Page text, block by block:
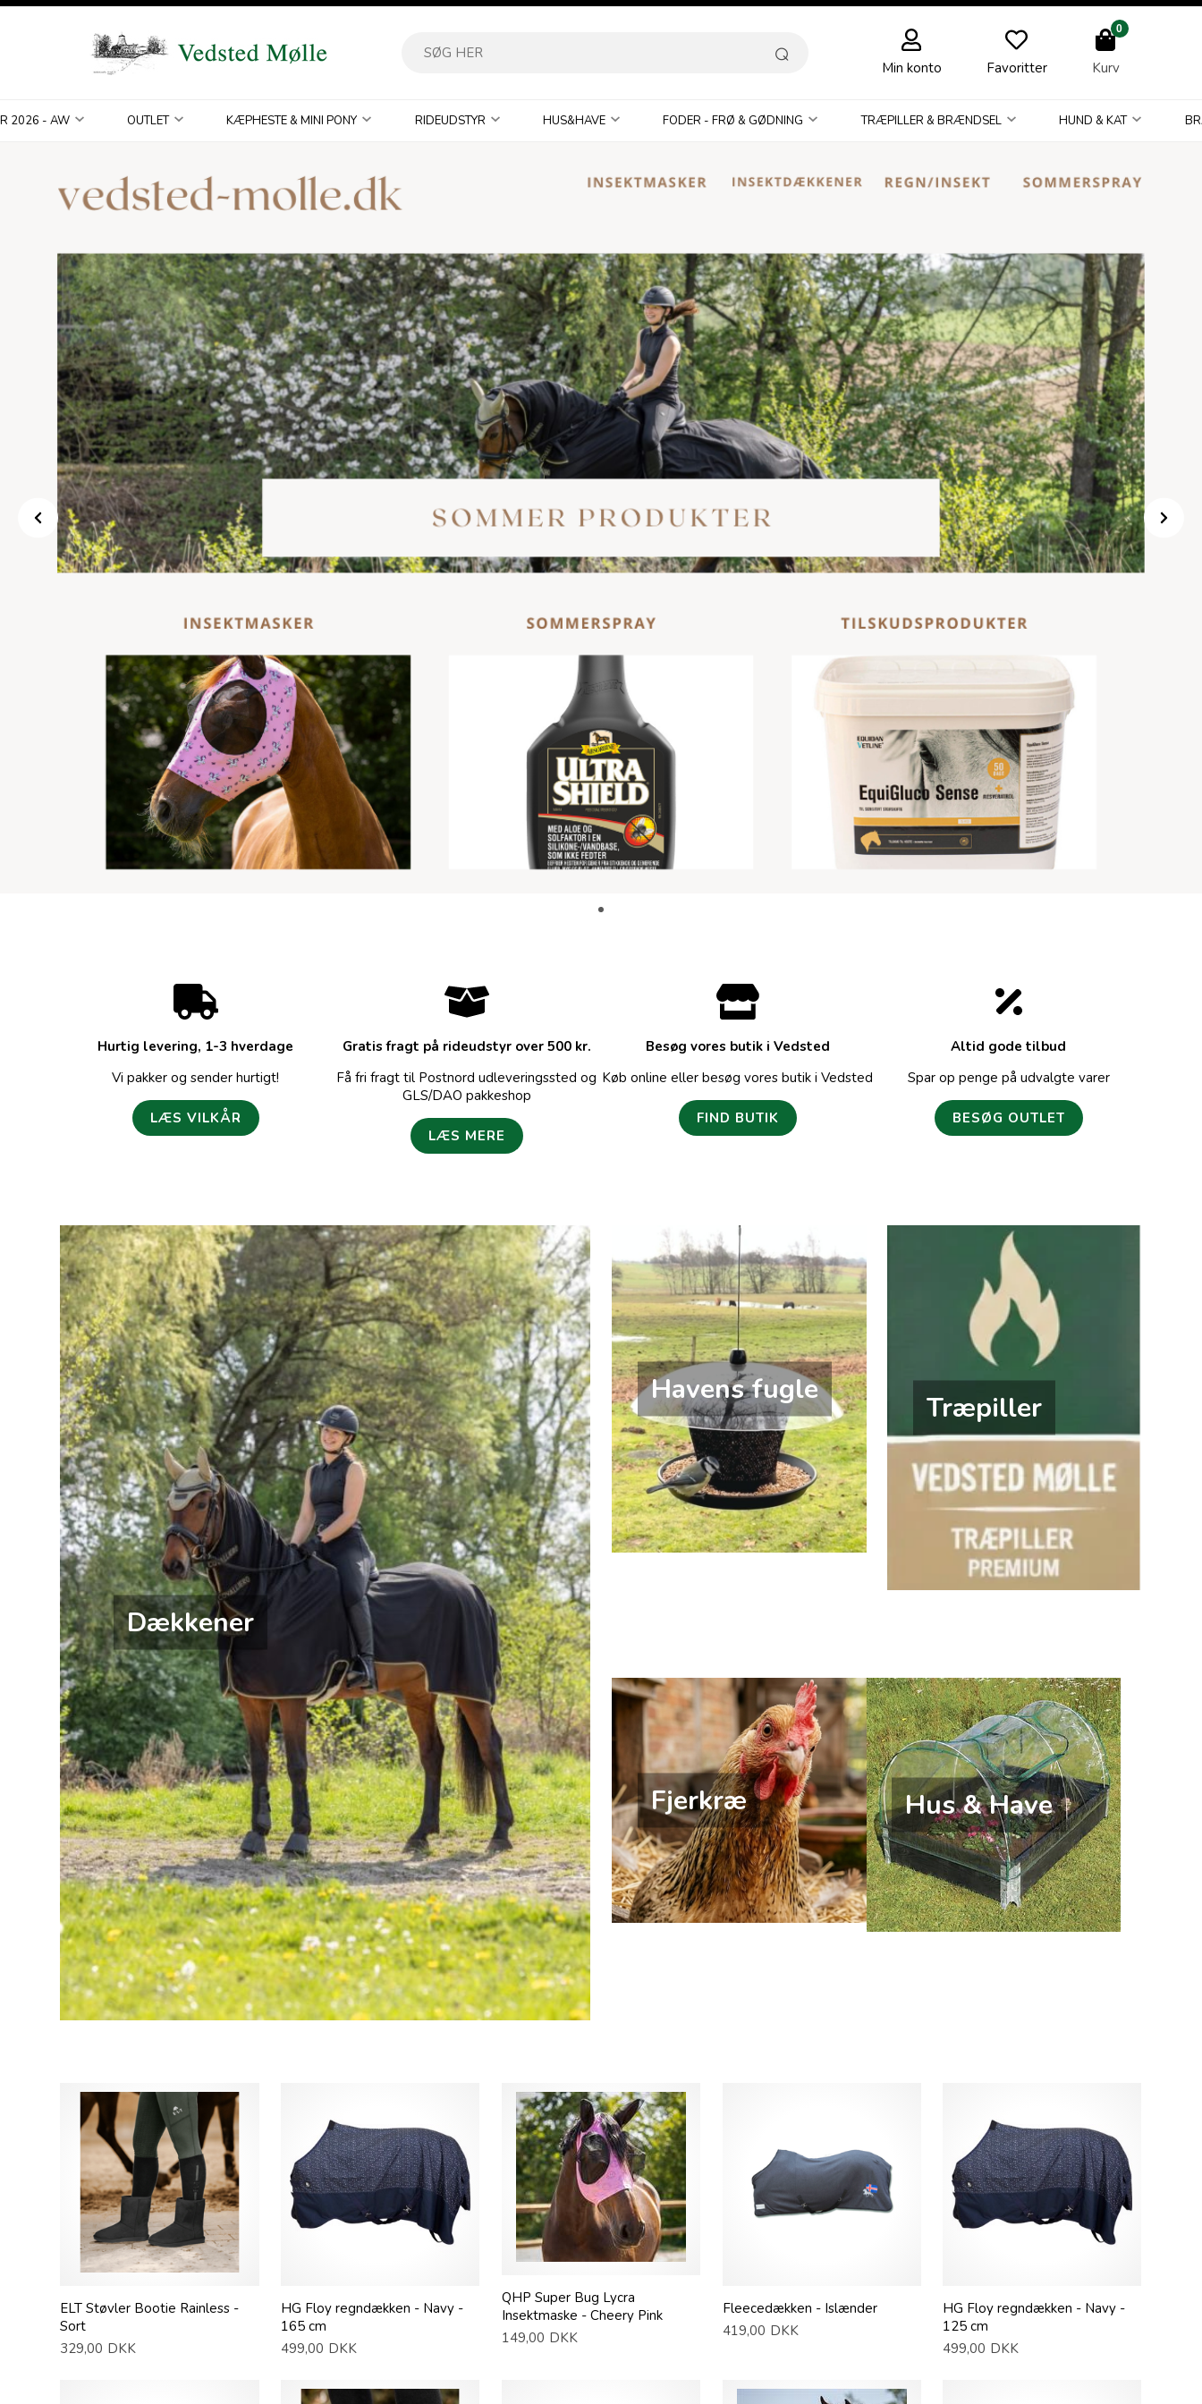
Min konto Favoritter
0
Kurv
2026 - AW OUTLET KÆPHESTE & MINI PONY RIDEUDSTYR HUS&HAVE FODER - FRØ & GØDNING TRÆPILLER & BRÆNDSEL HUND & KAT
Hurtig levering, 1-3 hverdage
Vi pakker og sender hurtigt!
LÆS VILKÅR
Gratis fragt på rideudstyr over 500 kr.
Få fri fragt til Postnord udleveringssted og
GLS/DAO pakkeshop
LÆS MERE
Besøg vores butik i Vedsted
Køb online eller besøg vores butik i Vedsted
FIND BUTIK
Altid gode tilbud
Spar op penge på udvalgte varer
BESØG OUTLET
Dækkener
Havens fugle
Træpiller
Fjerkræ Hus & Have
ELT Støvler Bootie Rainless -
Sort
329,00 DKK
HG Floy regndækken - Navy -
165 cm
499,00 DKK
QHP Super Bug Lycra
Insektmaske - Cheery Pink
149,00 DKK
Fleecedækken - Islænder
419,00 DKK
HG Floy regndækken - Navy -
125 cm
499,00 DKK